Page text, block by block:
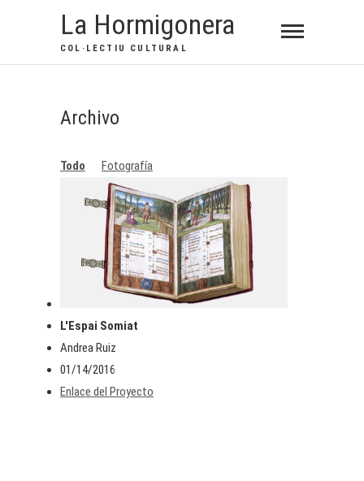
La Hormigonera
COL·LECTIU CULTURAL
Archivo
Todo Fotografía
L'Espai Somiat
Andrea Ruiz
01/14/2016
Enlace del Proyecto